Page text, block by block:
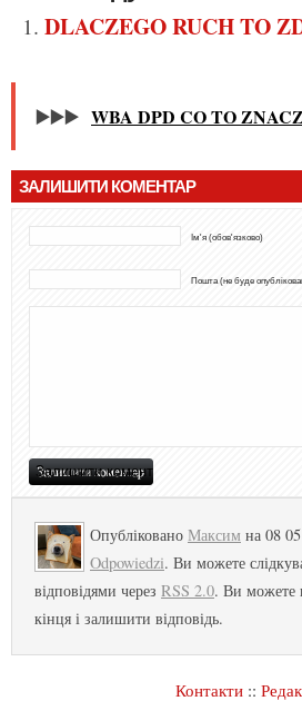
DLACZEGO RUCH TO
▶️▶️▶️ WBA DPD CO TO
ЗАЛИШИТИ КОМЕНТАР
Ім'я (обов'язково)
Пошта (не буде
Опубліковано Максим на 08
Odpowiedzi. Ви можете
відповідями через RSS 2.0. Ви можете
кінця і залишити відповідь.
Контакти::